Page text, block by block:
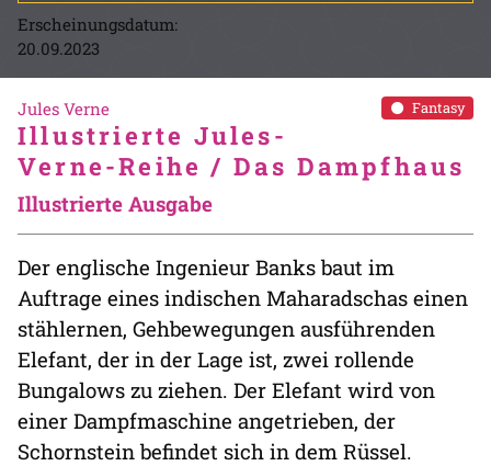
Erscheinungsdatum:
20.09.2023
Fantasy
Jules Verne
Illustrierte Jules-
Verne-Reihe / Das Dampfhaus
Illustrierte Ausgabe
Der englische Ingenieur Banks baut im
Auftrage eines indischen Maharadschas einen
stählernen, Gehbewegungen ausführenden
Elefant, der in der Lage ist, zwei rollende
Bungalows zu ziehen. Der Elefant wird von
einer Dampfmaschine angetrieben, der
Schornstein befindet sich in dem Rüssel.